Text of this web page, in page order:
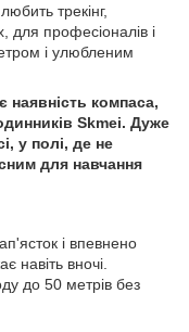
трекінг,
для професіоналів і
і улюбленим
наявність компаса,
Skmei. Дуже
у полі, де не
для навчання
і впевнено
навіть вночі.
до 50 метрів без